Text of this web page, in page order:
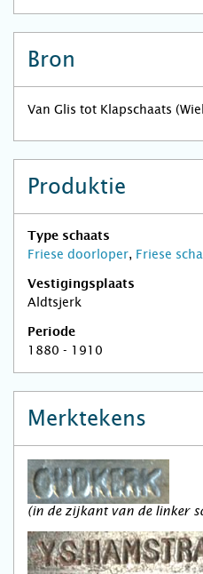
Bron
Van Glis tot Klapschaats
Produktie
Type schaats
Friese doorloper, Friese
Vestigingsplaats
Aldtsjerk
Periode
1880 - 1910
Merktekens
(in de zijkant van de linker